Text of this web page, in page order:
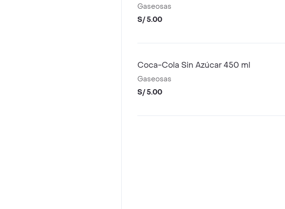
Gaseosas
S/ 5.00
Coca-Cola Sin Azúcar 450 ml
Gaseosas
S/ 5.00